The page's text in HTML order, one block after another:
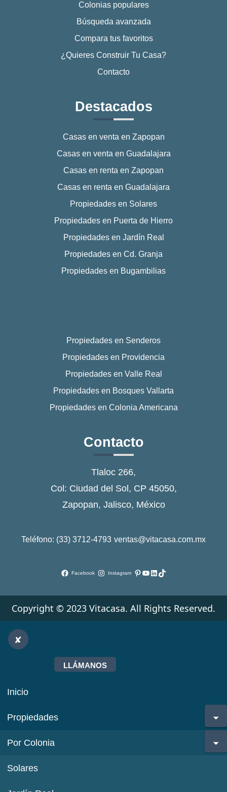
Colonias populares
Búsqueda avanzada
Compara tus favoritos
¿Quieres Construir Tu Casa?
Contacto
Destacados
Casas en venta en Zapopan
Casas en venta en Guadalajara
Casas en renta en Zapopan
Casas en renta en Guadalajara
Propiedades en Solares
Propiedades en Puerta de Hierro
Propiedades en Jardín Real
Propiedades en Cd. Granja
Propiedades en Bugambilias
Propiedades en Senderos
Propiedades en Providencia
Propiedades en Valle Real
Propiedades en Bosques Vallarta
Propiedades en Colonia Americana
Contacto
Tlaloc 266,
Col: Ciudad del Sol, CP 45050,
Zapopan, Jalisco, México
Teléfono: (33) 3712-4793 ventas@vitacasa.com.mx
Facebook Instagram Pinterest
YouTube
LinkedIn
TikTok
Copyright © 2023 Vitacasa. All Rights Reserved.
LLÁMANOS
Inicio
Propiedades
Por Colonia
Solares